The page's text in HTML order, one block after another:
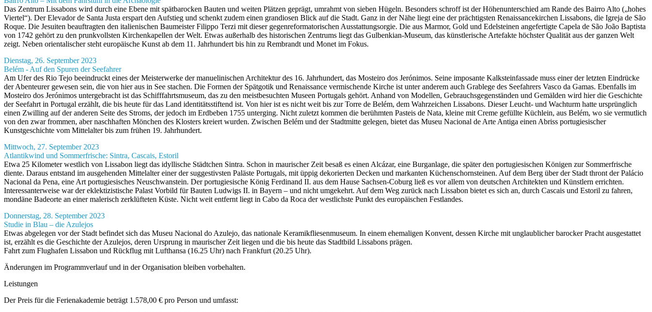
Das Zentrum Lissabons wird durch eine Ebene mit spätbarocken Bauten und weiten Plätzen geprägt, umrahmt von sieben Hügeln. Besonders schroff ist der Höhenunterschied am Rande des Bairro Alto („hohes
Viertel“). Der Elevador de Santa Justa erspart den Aufstieg und schenkt zudem einen grandiosen Blick auf die Stadt. Ganz in der Nähe liegt eine der prächtigsten Renaissancekirchen Lissabons, die Igreja de São
Roque. Die Jesuiten beauftragten den italienischen Baumeister Filippo Terzi mit dieser gegenreformatorischen Ausstattungsorgie. Die aus Marmor, Gold und Edelsteinen angefertigte Capela de São João Baptista
von 1742 gehört zu den prunkvollsten Kirchenkapellen der Welt. Etwas außerhalb des historischen Zentrums liegt das Gulbenkian-Museum, das künstlerische Artefakte höchster Qualität aus der ganzen Welt
zeigt. Neben orientalischer steht europäische Kunst ab dem 11. Jahrhundert bis hin zu Rembrandt und Monet im Fokus.
Dienstag, 26. September 2023
Belém - Auf den Spuren der Seefahrer
Am Ufer des Rio Tejo beeindruckt eines der Meisterwerke der manuelinischen Architektur des 16. Jahrhundert, das Mosteiro dos Jerónimos. Seine imposante Kalksteinfassade muss einer der letzten Eindrücke
der Abenteurer gewesen sein, die von hier aus in See stachen. Die Formen der Spätgotik und Renaissance vermischende Kirche ist unter anderem auch Grablege des Seefahrers Vasco da Gamas. Ebenfalls im
Mosteiro dos Jerónimos untergebracht ist das Schifffahrtsmuseum, das zu den meistbesuchten Museen Portugals gehört. Anhand von Modellen, Gebrauchsgegenständen und Gemälden wird hier die Geschichte
der Seefahrt in Portugal erzählt, die bis heute für das Land identitätsstiftend ist. Von hier ist es nicht weit bis zur Torre de Belém, dem Wahrzeichen Lissabons. Dieser Leucht- und Wachturm hatte ursprünglich
einen Zwilling auf der anderen Seite des Stroms, der jedoch im Erdbeben 1755 unterging. Nicht zuletzt kommen die berühmten Pasteis de Nata, kleine mit Creme gefüllte Küchlein, aus Belém, wo sie vermutlich
von den zwar frommen, aber naschhaften Mönchen des Klosters kreiert wurden. Zwischen Belém und der Stadtmitte gelegen, bietet das Museu Nacional de Arte Antiga einen Abriss portugiesischer
Kunstgeschichte vom Mittelalter bis zum frühen 19. Jahrhundert.
Mittwoch, 27. September 2023
Atlantikwind und Sommerfrische: Sintra, Cascais, Estoril
Etwa 25 Kilometer westlich von Lissabon liegt das idyllische Städtchen Sintra. Schon in maurischer Zeit besaß es einen Alcázar, eine Burganlage, die später den portugiesischen Königen zur Sommerfrische
diente. Daraus entstand im ausgehenden Mittelalter einer der suggestivsten Paläste Portugals, mit üppig dekorierten Decken und markanten Küchenschornsteinen. Auf dem Berg über der Stadt thront der Palácio
Nacional da Pena, eine Art portugiesisches Neuschwanstein. Der portugiesische König Ferdinand II. aus dem Hause Sachsen-Coburg ließ es vor allem von deutschen Architekten und Künstlern errichten.
Interessanterweise war der eklektizistische Palast Vorbild für Bauten Ludwigs II. in Bayern – und nicht umgekehrt. Auf dem Weg zurück nach Lissabon bietet es sich an, durch Cascais und Estoril zu fahren,
mondäne Badeorte an einer malerisch zerklüfteten Küste. Nicht weit entfernt liegt in Cabo da Roca der westlichste Punkt des europäischen Festlandes.
Donnerstag, 28. September 2023
Studie in Blau – die Azulejos
Etwas abgelegen vor der Stadt befindet sich das Museu Nacional do Azulejo, das nationale Keramikfliesenmuseum. In einem ehemaligen Konvent, dessen Kirche mit unglaublicher barocker Pracht ausgestattet
ist, erzählt es die Geschichte der Azulejos, deren Ursprung in maurischer Zeit liegen und die bis heute das Stadtbild Lissabons prägen.
Fahrt zum Flughafen Lissabon und Rückflug mit Lufthansa (16.25 Uhr) nach Frankfurt (20.25 Uhr).
Änderungen im Programmverlauf und in der Organisation bleiben vorbehalten.
Leistungen
Der Preis für die Ferienakademie beträgt 1.578,00 € pro Person und umfasst: